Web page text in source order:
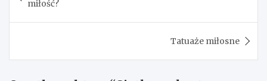
miłość?
Tatuaże miłosne